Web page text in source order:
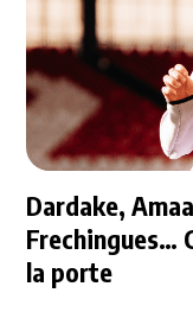
Dardake,
Frechingues…
la porte